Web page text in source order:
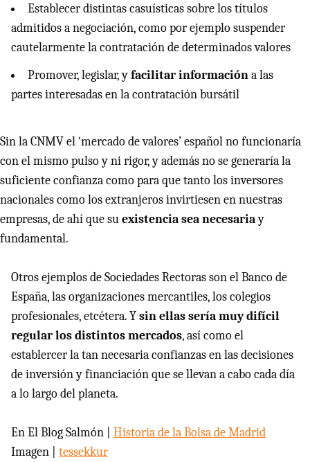
Establecer distintas casuísticas sobre los títulos
admitidos a negociación, como por ejemplo suspender
cautelarmente la contratación de determinados valores
Promover, legislar, yfacilitar informacióna las
partes interesadas en la contratación bursátil
Sin laCNMVel ‘mercado de valores’ español no funcionaría
con el mismo pulso y ni rigor, y además no se generaría la
suficiente confianza como para que tanto los inversores
nacionales como los extranjeros invirtiesen en nuestras
empresas, de ahí que suexistencia sea necesariay
fundamental.
Otros ejemplos de Sociedades Rectoras son el Banco de
España, las organizaciones mercantiles, los colegios
profesionales, etcétera. Ysin ellas sería muy difícil
regular los distintos mercados, así como el
establercer la tan necesaria confianzas en las decisiones
de inversión y financiación que se llevan a cabo cada día
a lo largo del planeta.
En El Blog Salmón | Historia de la Bolsa de Madrid
Imagen | tessekkur